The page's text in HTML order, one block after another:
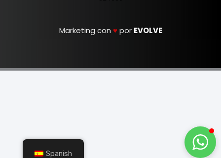
Marketing con ♥ por EVOLVE
Spanish